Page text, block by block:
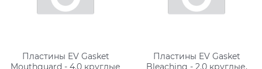
Пластины EV Gasket
Mouthguard - 4.0 круглые
Пластины EV Gasket
Bleaching - 2.0 круглые,